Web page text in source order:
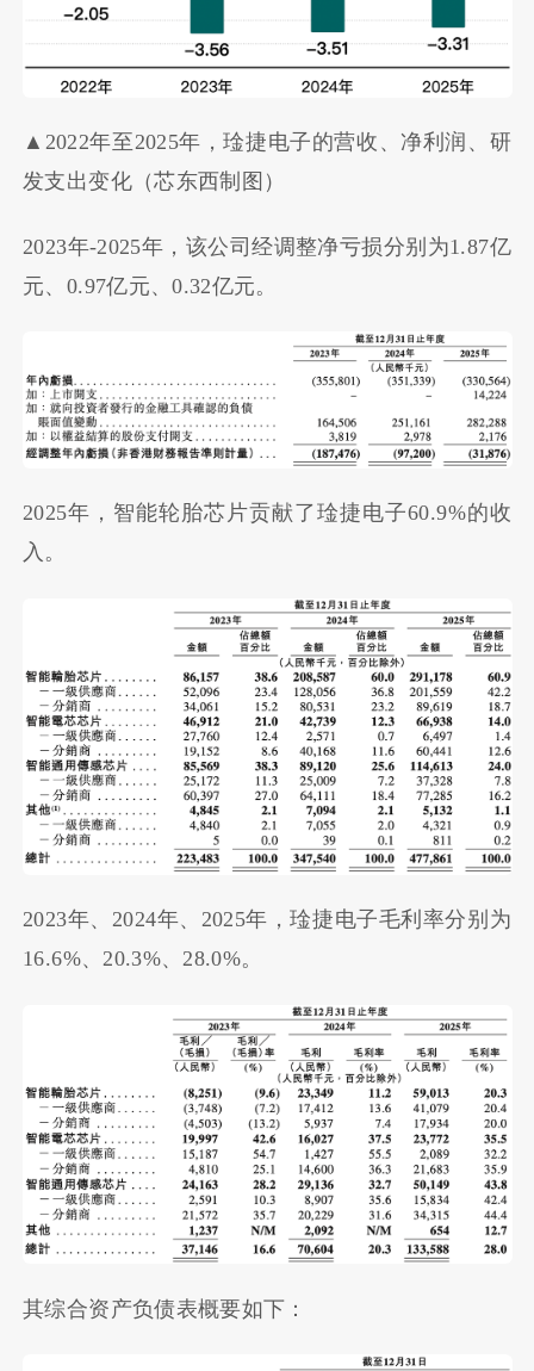
▲2022年至2025年，琻捷电子的营收、净利润、研
发支出变化（芯东西制图）
2023年-2025年，该公司经调整净亏损分别为1.87亿
元、0.97亿元、0.32亿元。
2025年，智能轮胎芯片贡献了琻捷电子60.9%的收
入。
2023年、2024年、2025年，琻捷电子毛利率分别为
16.6%、20.3%、28.0%。
其综合资产负债表概要如下：